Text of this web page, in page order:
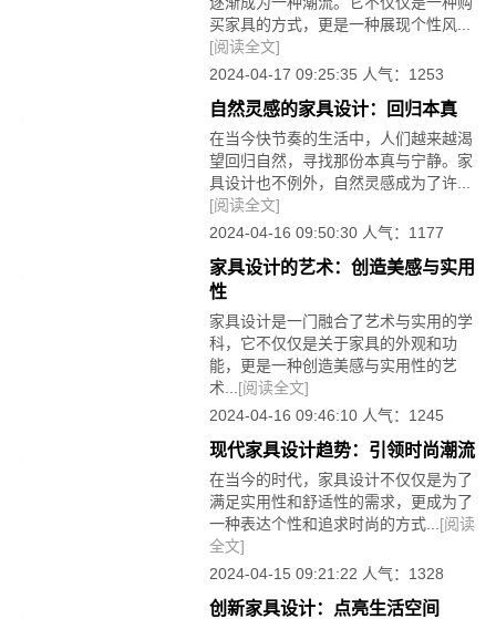
买家具的方式，更是一种展现个性风...
[阅读全文]
2024-04-17 09:25:35 人气：1253
自然灵感的家具设计：回归本真
在当今快节奏的生活中，人们越来越渴
望回归自然，寻找那份本真与宁静。家
具设计也不例外，自然灵感成为了许...
[阅读全文]
2024-04-16 09:50:30 人气：1177
家具设计的艺术：创造美感与实用
性
家具设计是一门融合了艺术与实用的学
科，它不仅仅是关于家具的外观和功
能，更是一种创造美感与实用性的艺
术... [阅读全文]
2024-04-16 09:46:10 人气：1245
现代家具设计趋势：引领时尚潮流
在当今的时代，家具设计不仅仅是为了
满足实用性和舒适性的需求，更成为了
一种表达个性和追求时尚的方式... [阅读
全文]
2024-04-15 09:21:22 人气：1328
创新家具设计：点亮生活空间